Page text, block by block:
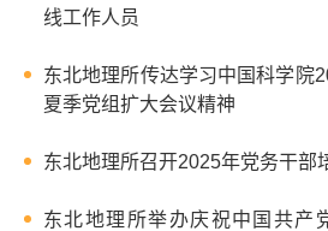
线工作人员
东北地理所传达学习中国科学院
夏季党组扩大会议精神
东北地理所召开2025年党务干部
东北地理所举办庆祝中国共产